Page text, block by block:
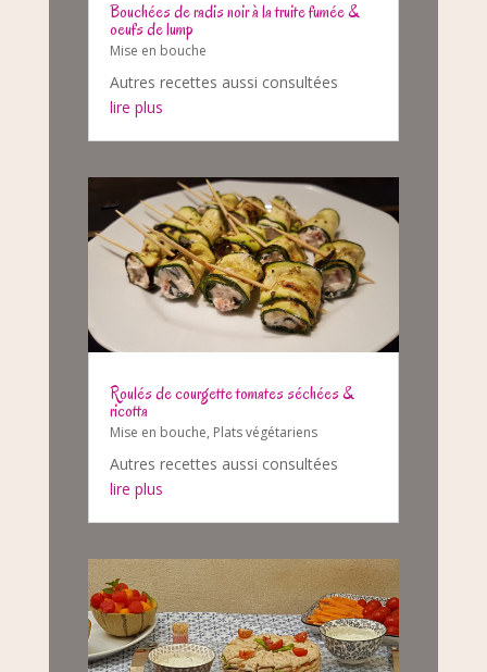
Bouchées de radis noir à la truite fumée &
oeufs de lump
Mise en bouche
Autres recettes aussi consultées
lire plus
Roulés de courgette tomates séchées &
ricotta
Mise en bouche, Plats végétariens
Autres recettes aussi consultées
lire plus